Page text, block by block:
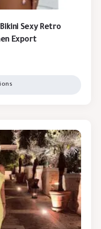
Sexy Retro
Export